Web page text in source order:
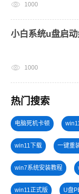
1000
小白系统u盘启
1000
热门搜索
电脑死机卡顿
win11下载 一键重
win7系统安装教程
win11正式版 U盘